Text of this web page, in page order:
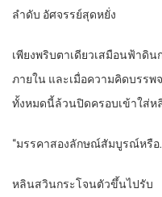
ลำดับ อัศจรรย์สุดหยั่ง
เพียงพริบตาเดียวเสมือนฟ้าดิ
ภายใน และเมื่อความคิดบรรพ
ทั้งหมดนี้ล้วนปิดครอบเข้าใส่
“มรรคาสองลักษณ์สัมบูรณ์หรือ
หลินสวินกระโจนตัวขึ้นไปรับ